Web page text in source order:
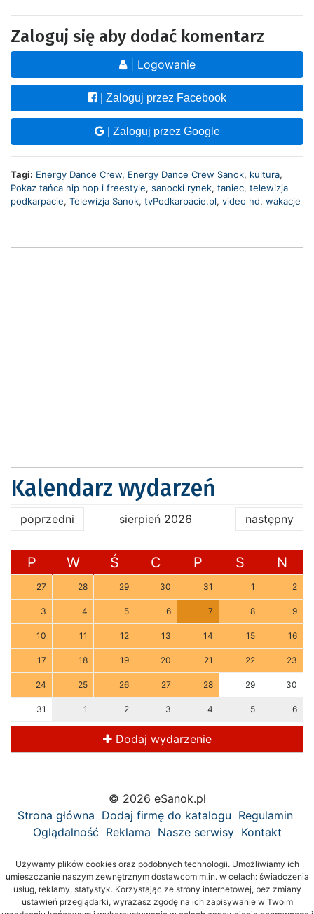
Zaloguj się aby dodać komentarz
| Logowanie
| Zaloguj przez Facebook
| Zaloguj przez Google
Tagi: Energy Dance Crew, Energy Dance Crew Sanok, kultura,
Pokaz tańca hip hop i freestyle, sanocki rynek, taniec, telewizja
podkarpacie, Telewizja Sanok, tvPodkarpacie.pl, video hd, wakacje
Kalendarz wydarzeń
poprzedni sierpień 2026 następny
P W Ś C P S N
27 28 29 30 31 1 2
3 4 5 6 7 8 9
10 11 12 13 14 15 16
17 18 19 20 21 22 23
24 25 26 27 28 29 30
31 1 2 3 4 5 6
Dodaj wydarzenie
© 2026 eSanok.pl
Strona główna Dodaj firmę do katalogu Regulamin
Oglądalność Reklama Nasze serwisy Kontakt
Używamy plików cookies oraz podobnych technologii. Umożliwiamy ich
umieszczanie naszym zewnętrznym dostawcom m.in. w celach: świadczenia
usług, reklamy, statystyk. Korzystając ze strony internetowej, bez zmiany
ustawień przeglądarki, wyrażasz zgodę na ich zapisywanie w Twoim